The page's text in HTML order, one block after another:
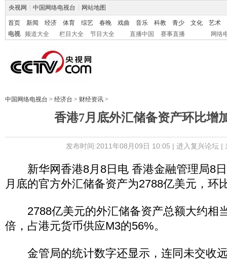
央视网 中国网络电视台 网站地图
首页 新闻 经济 体育 综艺 春晚 戏曲 音乐 科教 青少 文化
艺术
电视
频道大全 栏目大全 节目大全 直播中国 赛事直播 网络
中国网络电视台 > 经济台 > 财经资讯 >
香港7月底外汇储备资产环比增
发布时间:2011年08月09日 10:05 | 进入复兴论坛|
新华网香港8月8日电 香港金融管理局8日
月底的官方外汇储备资产为2788亿美元，环
2788亿美元的外汇储备资产总额大约相
倍，占港元货币供应M3的56%。
金管局的统计数字还显示，连同未交收